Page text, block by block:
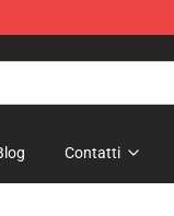
Contatti